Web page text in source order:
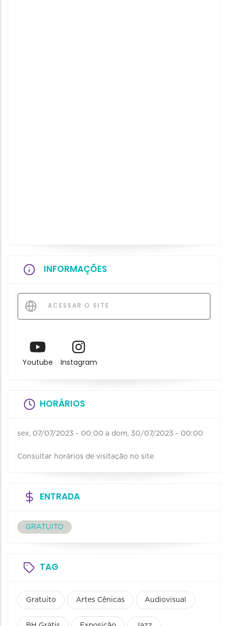
INFORMAÇÕES
ACESSAR O SITE
Youtube Instagram
HORÁRIOS
sex, 07/07/2023 - 00:00 a dom, 30/07/2023 - 00:00
Consultar horários de visitação no site
ENTRADA
GRATUITO
TAG
Gratuito Artes Cênicas Audiovisual